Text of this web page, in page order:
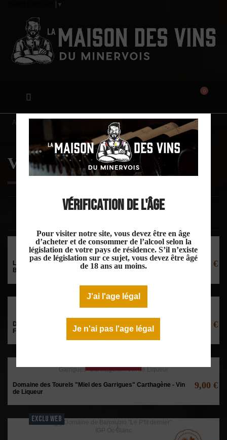
Vérification de l'âge
Pour visiter notre site, vous devez être en âge
d’acheter et de consommer de l’alcool selon la
législation de votre pays de résidence. S’il n’existe
pas de législation sur ce sujet, vous devez être âgé
de 18 ans au moins.
J'ai l'age légal
Je n'ai pas l'age légal
▼
0
Accueil
Vins doux
Filtrer Prix, croissant
EXCLU WEB
Les Vignerons de Pouzols Mailhac "Fleur de Vigne" IGP Oc
Blanc 2025
7,20 €
Rupture de stock
Domaine des Tourels "Muscat Petit Grains de folie" Vin De
France Blanc 2018
8,50 €
Domaine des Tourels "Miel des Garrigues" Carthagène - Vin
de Liqueur
9,00 €
EXCLU WEB